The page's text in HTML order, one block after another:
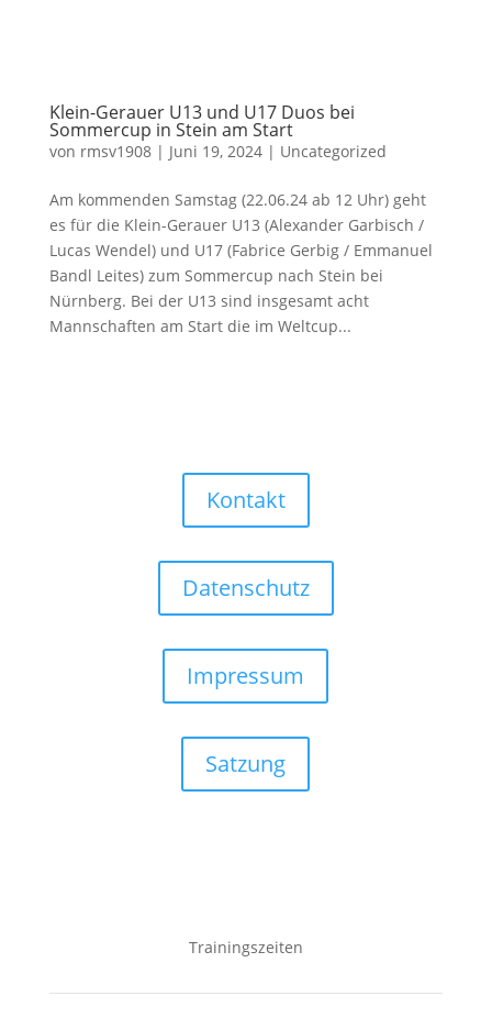
Klein-Gerauer U13 und U17 Duos bei
Sommercup in Stein am Start
von rmsv1908| Juni 19, 2024| Uncategorized
Am kommenden Samstag (22.06.24 ab 12 Uhr) geht
es für die Klein-Gerauer U13 (Alexander Garbisch /
Lucas Wendel) und U17 (Fabrice Gerbig / Emmanuel
Bandl Leites) zum Sommercup nach Stein bei
Nürnberg. Bei der U13 sind insgesamt acht
Mannschaften am Start die im Weltcup...
Kontakt
Datenschutz
Impressum
Satzung
Trainingszeiten